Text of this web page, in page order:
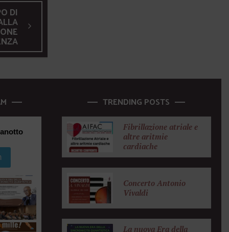
DI
TRENDING POSTS
Fibrillazione atriale e
altre aritmie
cardiache
Concerto Antonio
Vivaldi
La nuova Era della